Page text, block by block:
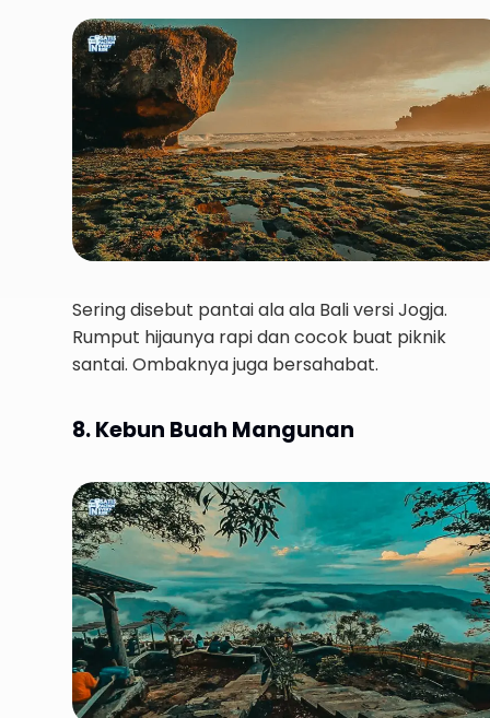
Sering disebut pantai ala ala Bali versi Jogja.
Rumput hijaunya rapi dan cocok buat piknik
santai. Ombaknya juga bersahabat.
8. Kebun Buah Mangunan